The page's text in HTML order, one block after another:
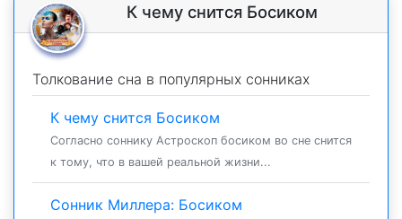
К чему снится Босиком
Толкование сна в популярных сонниках
К чему снится Босиком
Согласно соннику Астроскоп босиком во сне снится
к тому, что в вашей реальной жизни...
Сонник Миллера: Босиком